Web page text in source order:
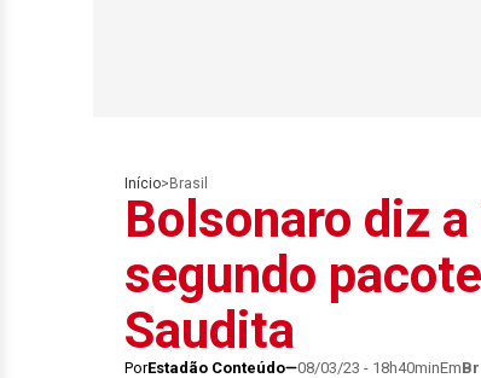
Início> Brasil
Bolsonaro diz
segundo
Saudita
PorEstadão Conteúdo 08/03/23 - 18h40minEm